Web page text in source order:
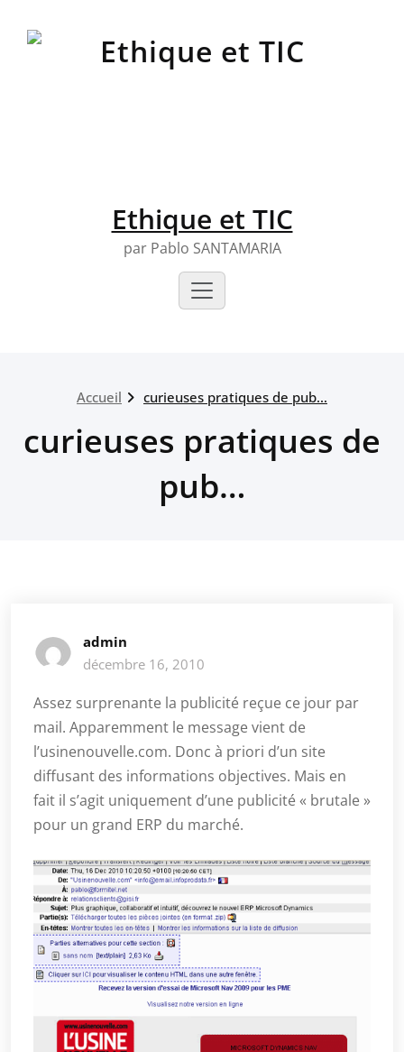
Ethique et TIC
par Pablo SANTAMARIA
Accueil curieuses pratiques de pub…
curieuses pratiques de
pub…
admin
décembre 16, 2010
Assez surprenante la publicité reçue ce jour par
mail. Apparemment le message vient de
l’usinenouvelle.com. Donc à priori d’un site
diffusant des informations objectives. Mais en
fait il s’agit uniquement d’une publicité « brutale »
pour un grand ERP du marché.